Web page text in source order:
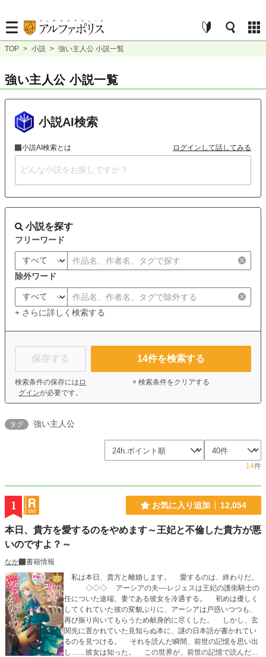
TOP > 小説 > 強い主人公 小説一覧
強い主人公 小説一覧
小説AI検索
小説AI検索とは ログインして話してみる
小説を探す
フリーワード
除外ワード
+ さらに詳しく検索する
保存する
検索条件の保存には ロ
グインが必要です。
14件を検索する
× 検索条件をクリアする
タグ 強い主人公
14件
1 お気に入り追加 12,054
本日、貴方を愛するのをやめます～王妃と不倫した貴方が悪
いのですよ？～
なか
書籍情報
私は本日、貴方と離婚します。 愛するのは、終わりだ。
◇◇◇ アーシアの夫––レジェスは王妃の護衛騎士の
任についた途端、妻である彼女を冷遇する。 初めは優しく
してくれていた彼の変貌ぶりに、アーシアは戸惑いつつも、
再び振り向いてもらうため献身的に尽くした。 しかし、玄
関先に置かれていた見知らぬ本に、謎の日本語が書かれてい
るのを見つける。 それを読んだ瞬間、前世の記憶を思い出
し……彼女は知った。 この世界が、前世の記憶で読んだ小